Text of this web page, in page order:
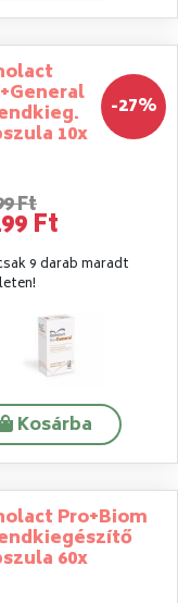
-27%
10x
FtFt
9 darab maradt
Kosárba
Pro+Biom
60x